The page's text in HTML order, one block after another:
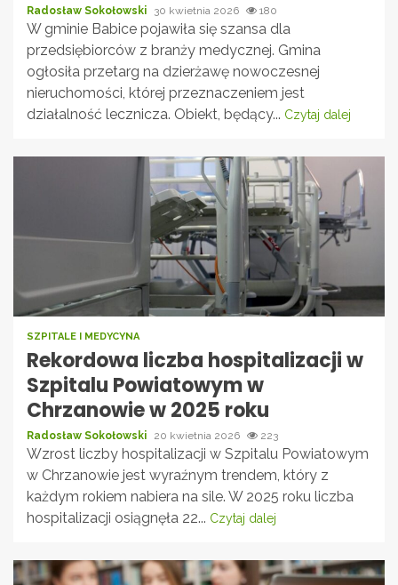
Radosław Sokołowski 30 kwietnia 2026 180
W gminie Babice pojawiła się szansa dla
przedsiębiorców z branży medycznej. Gmina
ogłosiła przetarg na dzierżawę nowoczesnej
nieruchomości, której przeznaczeniem jest
działalność lecznicza. Obiekt, będący... Czytaj dalej
SZPITALE I MEDYCYNA
Rekordowa liczba hospitalizacji w
Szpitalu Powiatowym w
Chrzanowie w 2025 roku
Radosław Sokołowski 20 kwietnia 2026 223
Wzrost liczby hospitalizacji w Szpitalu Powiatowym
w Chrzanowie jest wyraźnym trendem, który z
każdym rokiem nabiera na sile. W 2025 roku liczba
hospitalizacji osiągnęła 22... Czytaj dalej